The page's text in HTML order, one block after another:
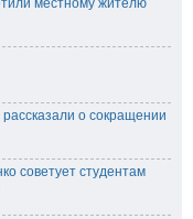
местному жителю
о сокращении
советует студентам